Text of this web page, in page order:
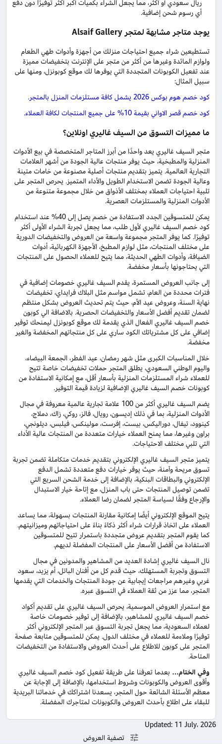
ريال سعودي أو أكثر، مما يجعل الشراء بكميات أكبر أكثر توفيرًا دون دفع
أي رسوم شحن إضافية.
يوجد متاجر مشابهة لمتجر
تستطيعين شراء جميع احتياجات منزلك من أجهزة وأدوات طهي الطعام
ولوازم المائدة وغيرها من أكثر من متجر على الإنترنت بتخفيضات مميزة
عند تفعيل الكوبونات المتجددة التي يوفرها لك موقع كوبونزل، ومنها على
سبيل المثال:
كود خصم هوم بوكس 2026 يشمل كافة مستلزمات المنزل بالمتجر.
كود خصم قصر الاواني بقيمة 10% على جميع المنتجات لكافة العملاء.
ما مميزات التسوق من السيف غاليري اونلاين؟
متجر السيف غاليري يعد واحدًا من أبرز المتاجر المتخصصة في بيع الأدوات
المنزلية والمطبخية، حيث يوفر منتجات عالية الجودة من أشهر العلامات
التجارية العالمية. يتميز بتقديم منتجات أصلية مصنوعة من خامات متينة
وعالية الجودة تضمن الاستخدام الطويل والأداء المتميز. يحرص المتجر على
تلبية احتياجات العملاء بمختلف الأذواق من خلال مجموعة متنوعة من
الأدوات المنزلية والمستلزمات العصرية.
يمكن للمتسوقين الجدد الاستفادة من خصم يصل إلى 40% عند استخدام
كود خصم السيف غاليري لأول طلب، مما يجعل تجربة الشراء الأولى أكثر
توفيرًا. كما يوفر المتجر مجموعة واسعة من العروض والتخفيضات الدورية
على مختلف المنتجات، مثل لوازم المطبخ، الأجهزة الكهربائية، أدوات
الضيافة، وأدوات الطهي الحديثة، مما يتيح للعملاء الحصول على المنتجات
التي يحتاجونها بأسعار مخفضة.
إلى جانب العروض المستمرة، يقدم السيف غاليري خصومات إضافية في
فترات محددة من العام، تشمل مواسم مثل البلاك فرايداي، تخفيضات
نهاية السنة، وعروض عيد الأم، حيث يتم تحديث العروض بشكل منتظم
لضمان تقديم أفضل الأسعار والتخفيضات الحصرية. بالاضافة الي كوبون
خصم السيف غاليري الفعال الذي يقدمة لك موقع كوبونزل ليمنحك توفير
إضافي على كل مشترياتك الكود ساري على كل منتجاتهم المخفضة والغير
مخفضة.
خلال المناسبات الكبرى مثل شهر رمضان، عيد الفطر، الجمعة البيضاء،
واليوم الوطني السعودي، يطلق المتجر حملات تخفيضات خاصة تتيح
للعملاء شراء المستلزمات المنزلية بأسعار أقل، مع إمكانية الاستفادة من
كوبونات خصم السيف غاليري الإضافية لزيادة قيمة التوفير.
يضم السيف غاليري أكثر من 100 علامة تجارية عالمية معروفة في مجال
الأدوات المنزلية، بما في ذلك إديسون، رويال، فالز، روكي، زاك، دملاج،
كينوود، تيفال، دوراليكس، بيست، إفرست، مولينكس، فيلبس، ديلونجي،
براون وغيرها، مما يمنح العملاء خيارات متعددة من المنتجات عالية الأداء
التي تلبي مختلف الاحتياجات.
يتميز متجر السيف غاليري الإلكتروني بتقديم خدمات متكاملة تضمن تجربة
تسوق مريحة وآمنة، حيث يوفر خيارات دفع متعددة تشمل الدفع
الإلكتروني والبطاقات البنكية، بالإضافة إلى خدمة الشحن السريع التي
تضمن توصيل المنتجات حتى باب المنزل، مع إتاحة خيار الاستبدال
والإرجاع وفقًا لسياسة المتجر لضمان رضا العملاء.
يتيح الموقع الإلكتروني أيضًا إمكانية مقارنة المنتجات بسهولة، مما يساعد
العملاء على اتخاذ قرارات شراء أكثر ذكاءً بناءً على احتياجاتهم وميزانيتهم.
كما يقوم المتجر بتقديم عروض متجددة باستمرار تتيح للمتسوقين
الاستفادة من أفضل الأسعار على المنتجات المفضلة لديهم.
نال السيف غاليري إشادة العديد من المشاهير والمدونين في مجال
التسوق وتجربة المستهلك، حيث قدم كل من أفنان الباتل، أم يزيد، سعود
غربي وغيرهم مراجعات إيجابية عن جودة المنتجات والخدمات التي يقدمها
المتجر، مما عزز من ثقة العملاء في التسوق عبره.
مع استمرار العروض الموسمية، يحرص السيف غاليري على تقديم أكواد
خصم السيف غاليري للمشاهير، بالإضافة إلى توفير خصومات خاصة
لعملاء السعودية، مما يجعل تجربة التسوق عبر المتجر الإلكتروني أكثر
توفيرًا وملاءمة للعملاء في مختلف الدول. يمكن للمتسوقين متابعة صفحة
المتجر على كوبون للاطلاع على أحدث العروض والاستفادة من التخفيضات
المتاحة.
وفي الختام… بعدما تعرفنا على طريقة تفعيل كود خصم السيف غاليري
وأقوى العروض والكوبونات وشروط استخدامها، بالإضافة إلى الإجابة عن
معظم الأسئلة الشائعة حول المتجر، يسعدنا اشتراكك في خدماتنا البريدية
للبقاء على اطلاع بأحدث العروض والكوبونات لمتاجرك المفضلة.
Updated: 11 July، 2026
تصفية العروض